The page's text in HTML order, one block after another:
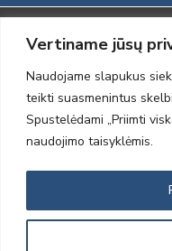
Vertiname jūsų
Naudojame slapukus
teikti suasmenintus
Spustelėdami „Priimti
naudojimo taisyklėmis.
Portalas sukurtas
ekonominės erdvės ir
finansuojamą paprojektį
„LOD visuomeninės /
formavimas įtraukiant
(paprojekčio
įgyvendinimo sutarties
2012 © Lietuvos Ornitologų